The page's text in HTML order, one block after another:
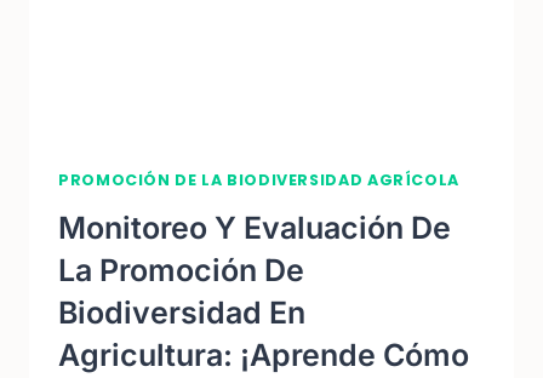
PROMOCIÓN DE LA BIODIVERSIDAD AGRÍCOLA
Monitoreo Y Evaluación De
La Promoción De
Biodiversidad En
Agricultura: ¡Aprende Cómo